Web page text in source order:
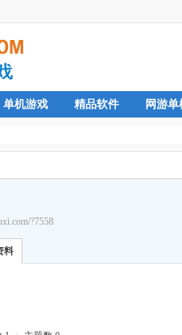
单机游戏 精品软件 网游单
?7558
料